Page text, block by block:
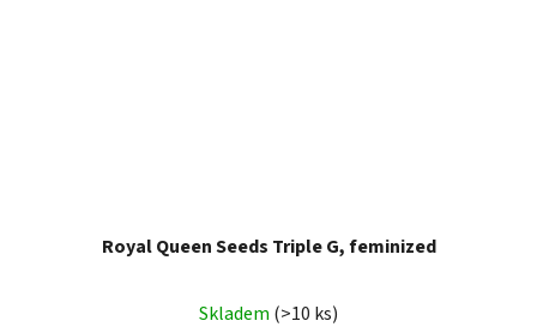
Royal Queen Seeds Triple G, feminized
Skladem (>10 ks)